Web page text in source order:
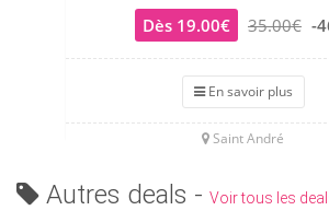
Dès 19.00€ 35.00€ -
En savoir plus
Saint André
Autres deals - Voir tous les